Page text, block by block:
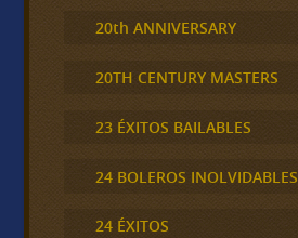
20th ANNIVERSARY
20TH CENTURY MASTERS
23 ÉXITOS BAILABLES
24 BOLEROS INOLVIDABLES
24 ÉXITOS